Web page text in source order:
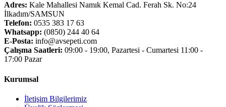
Adres: Kale Mahallesi Namık Kemal Cad. Ferah Sk. No:24
İlkadım/SAMSUN
Telefon: 0535 383 17 63
Whatsapp: (0850) 244 40 64
E-Posta: info@avsepeti.com
Çalışma Saatleri: 09:00 - 19:00, Pazartesi - Cumartesi 11:00 -
17:00 Pazar
Kurumsal
İletişim Bilgilerimiz